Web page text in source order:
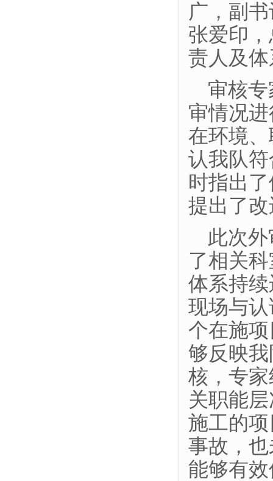
广，副
张爱印
责人及
审核
审情况
在环境
认我队
时指出
提出了
此次
了相关
体系持
现场与
个在施
够反映
核，专
关职能
施工的
事故，
能够有